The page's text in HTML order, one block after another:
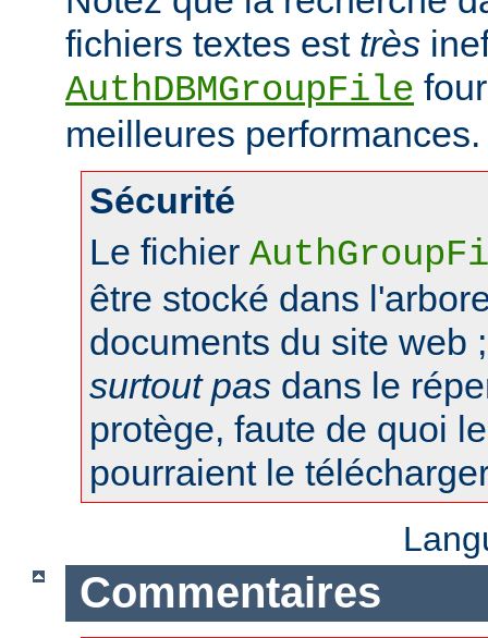
fichiers textes est très
AuthDBMGroupFile
meilleures performances.
Sécurité
Le fichier
être stocké dans
documents du site web
surtout pas dans le
protège, faute de quoi
pourraient le
Commentaires